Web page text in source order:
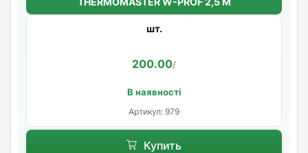
шт.
200.00/
В наявності
Артикул: 979
Купить